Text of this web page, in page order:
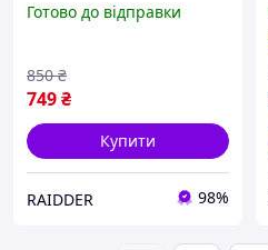
піжама Кигуруми для
Готово до відправки
749₴
850 ₴
Купити
RAIDDER 98%